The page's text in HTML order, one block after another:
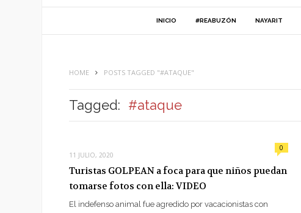
INICIO #REABUZÓN NAYARIT
HOME POSTS TAGGED "#ATAQUE"
Tagged: #ataque
11 JULIO, 2020
0
Turistas GOLPEAN a foca para que niños puedan
tomarse fotos con ella: VIDEO
El indefenso animal fue agredido por vacacionistas con